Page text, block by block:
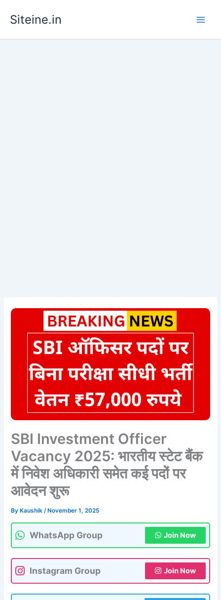
Siteine.in
SBI Investment Officer
Vacancy 2025: भारतीय स्टेट बैंक
में निवेश अधिकारी समेत कई पदों पर
आवेदन शुरू
By Kaushik/ November 1, 2025
WhatsApp Group Join Now
Instagram Group Join Now